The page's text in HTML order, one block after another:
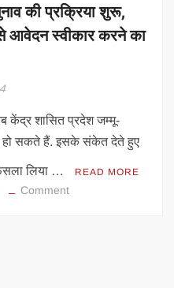
आज,
3:30
शेड्यूल
की प्रक्रिया शुरू,
आवेदन स्‍वीकार करने का
केंद्र शासित प्रदेश जम्मू-
हो सकते हैं. इसके संकेत देते हुए
लिया … READ MORE
Commenton